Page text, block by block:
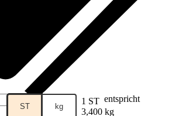
ST kg 1 ST entspricht
3,400 kg